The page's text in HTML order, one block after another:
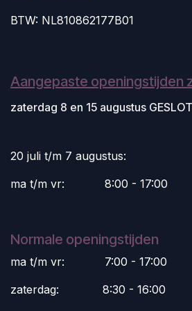
BTW: NL810862177B01
Aangepaste openingstijden
zaterdag 8 en 15 augustus
20 juli t/m 7 augustus:
ma t/m vr:
​8:00 - 17:00
Normale openingstijden
ma t/m vr:
​7:00 - 17:00
zaterdag:
​8:30 - 16:00